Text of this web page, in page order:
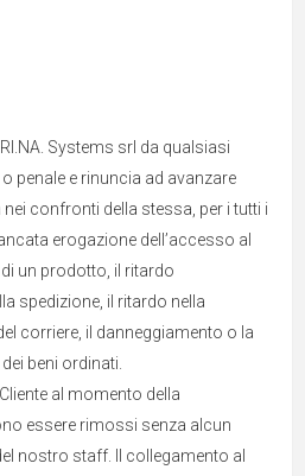
Systems srl da qualsiasi
penale e rinuncia ad avanzare
confronti della stessa, per i tutti i
erogazione dell’accesso al
un prodotto, il ritardo
spedizione, il ritardo nella
corriere, il danneggiamento o la
beni ordinati.
al momento della
essere rimossi senza alcun
nostro staff. Il collegamento al